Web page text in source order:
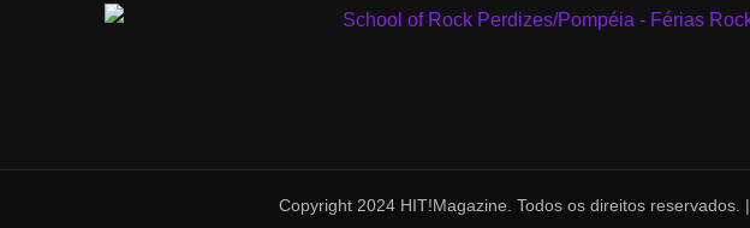
Copyright 2024 HIT!Magazine. Todos os direitos reservados. |